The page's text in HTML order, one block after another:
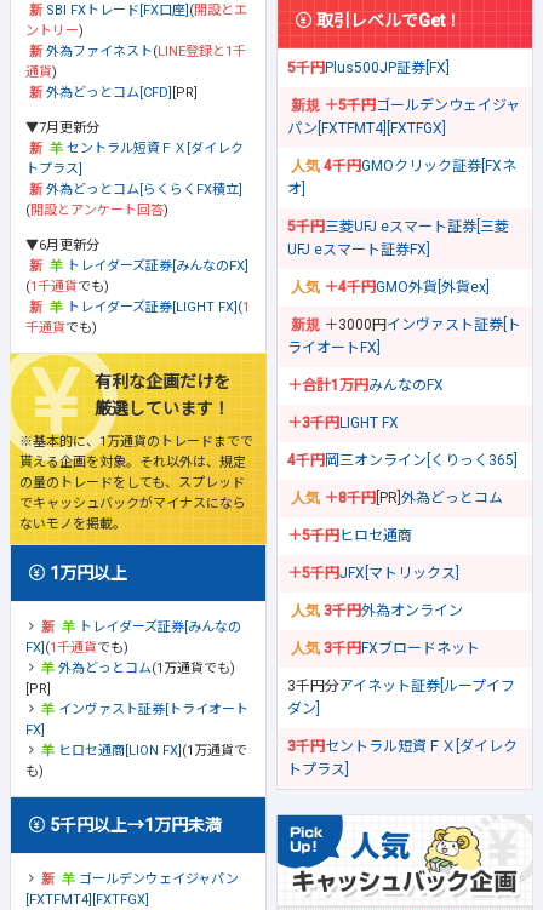
SBI FXトレード[FX口座] (開設とエ
ントリー)
外為ファイネスト(LINE登録と1千
通貨)
外為どっとコム[CFD] [PR]
▼7月更新分
セントラル短資ＦＸ[ダイレク
トプラス]
外為どっとコム[らくらくFX積立]
(開設とアンケート回答)
▼6月更新分
トレイダーズ証券[みんなのFX]
(1千通貨でも)
トレイダーズ証券[LIGHT FX] (1
千通貨でも)
有利な企画だけを
厳選しています！
※基本的に、1万通貨のトレードまでで
貰える企画を対象。それ以外は、規定
の量のトレードをしても、スプレッド
でキャッシュバックがマイナスになら
ないモノを掲載。
1万円以上
トレイダーズ証券[みんなの
FX] (1千通貨でも)
外為どっとコム(1万通貨でも)
[PR]
インヴァスト証券[トライオート
FX]
ヒロセ通商[LION FX] (1万通貨で
も)
5千円以上→1万円未満
ゴールデンウェイジャパン
[FXTFMT4][FXTFGX]
取引レベルでGet！
5千円Plus500JP証券[FX]
＋5千円ゴールデンウェイジャ
パン[FXTFMT4][FXTFGX]
4千円GMOクリック証券[FXネ
オ]
5千円三菱UFJ eスマート証券[三菱
UFJ eスマート証券FX]
＋4千円GMO外貨[外貨ex]
＋3000円 インヴァスト証券[ト
ライオートFX]
＋合計1万円みんなのFX
＋3千円LIGHT FX
4千円岡三オンライン[くりっく365]
＋8千円 [PR] 外為どっとコム
＋5千円ヒロセ通商
＋5千円JFX[マトリックス]
3千円外為オンライン
3千円FXブロードネット
3千円分アイネット証券[ループイフ
ダン]
3千円セントラル短資ＦＸ[ダイレク
トプラス]